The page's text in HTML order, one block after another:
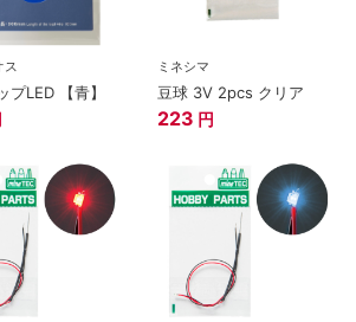
ス
プLED 【青】
ミネシマ
豆球 3V 2pcs クリア
223 円